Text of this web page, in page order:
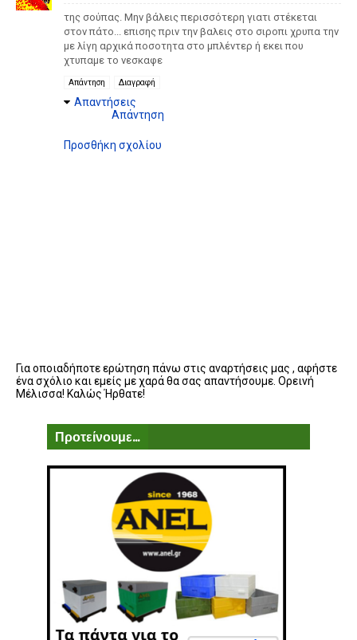
της σούπας. Μην βάλεις περισσότερη γιατι στέκεται
στον πάτο... επισης πριν την βαλεις στο σιροπι χρυπα την
με λίγη αρχικά ποσοτητα στο μπλέντερ ή εκει που
χτυπαμε το νεσκαφε
Απάντηση Διαγραφή
Απαντήσεις
Απάντηση
Προσθήκη σχολίου
Για οποιαδήποτε ερώτηση πάνω στις αναρτήσεις μας , αφήστε
ένα σχόλιο και εμείς με χαρά θα σας απαντήσουμε. Ορεινή
Μέλισσα! Καλώς Ήρθατε!
Προτείνουμε...